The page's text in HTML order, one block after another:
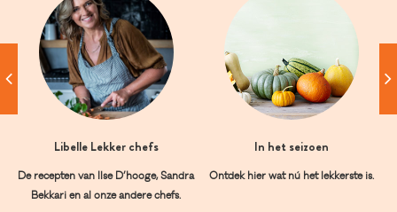
Libelle Lekker chefs
De recepten van Ilse D’hooge, Sandra
Bekkari en al onze andere chefs.
In het seizoen
Ontdek hier wat nú het lekkerste is.